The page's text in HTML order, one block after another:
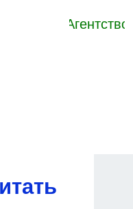
Агентство